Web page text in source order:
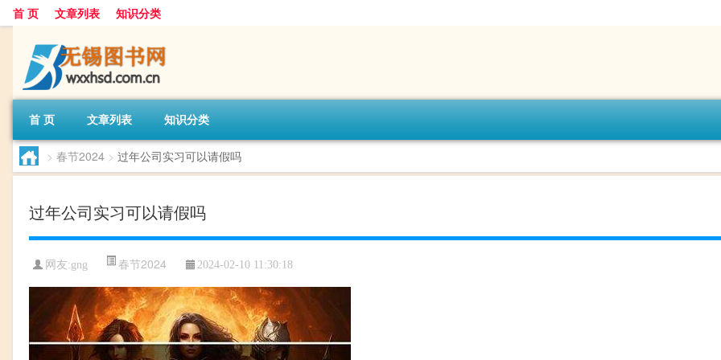
首 页 文章列表 知识分类
首 页 文章列表 知识分类
> 春节2024 > 过年公司实习可以请假吗
过年公司实习可以请假吗
网友:gng 春节2024 2024-02-10 11:30:18